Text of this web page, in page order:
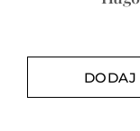
DODAJ